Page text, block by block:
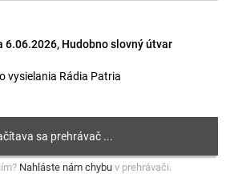
6.06.2026, Hudobno slovný útvar
vysielania Rádia Patria
Nahláste nám chybu v prehrávači.